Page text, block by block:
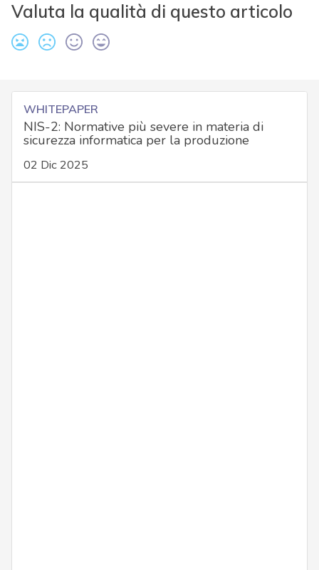
Valuta la qualità di questo articolo
WHITEPAPER
NIS-2: Normative più severe in materia di
sicurezza informatica per la produzione
02 Dic 2025